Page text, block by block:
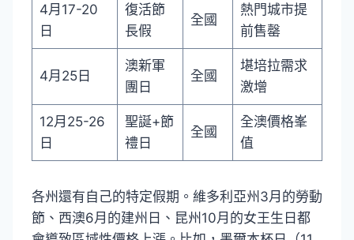
4月17-20
日
復活節
長假
全國
熱門城市提
前售罄
4月25日
澳新軍
團日
全國
堪培拉需求
激增
12月25-26
日
聖誕+節
禮日
全國
全澳價格峯
值
各州還有自己的特定假期。維多利亞州3月的勞動
節、西澳6月的建州日、昆州10月的女王生日都